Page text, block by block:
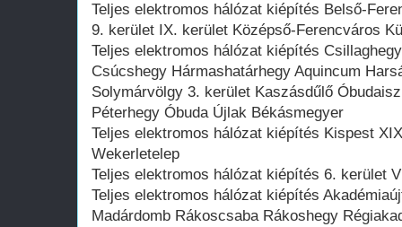
Teljes elektromos hálózat kiépítés Belső-
9. kerület IX. kerület Középső-Ferencváros
Teljes elektromos hálózat kiépítés
Csúcshegy Hármashatárhegy Aquincum
Solymárvölgy 3. kerület Kaszásdűlő
Péterhegy Óbuda Újlak Békásmegyer
Teljes elektromos hálózat kiépítés Kispest
Wekerletelep
Teljes elektromos hálózat kiépítés 6. kerület
Teljes elektromos hálózat kiépítés
Madárdomb Rákoscsaba Rákoshegy